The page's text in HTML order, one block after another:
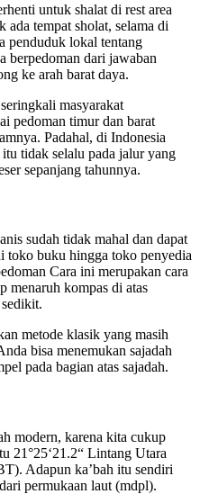
untuk shalat di rest area
ada tempat sholat, selama di
penduduk lokal tentang
berpedoman dari jawaban
ke arah barat daya.
masyarakat
pedoman timur dan barat
Padahal, di Indonesia
tidak selalu pada jalur yang
sepanjang tahunnya.
sudah tidak mahal dan dapat
toko buku hingga toko penyedia
Cara ini merupakan cara
menaruh kompas di atas
metode klasik yang masih
bisa menemukan sajadah
pada bagian atas sajadah.
modern, karena kita cukup
21°25‘21.2“ Lintang Utara
Adapun ka’bah itu sendiri
permukaan laut (mdpl).